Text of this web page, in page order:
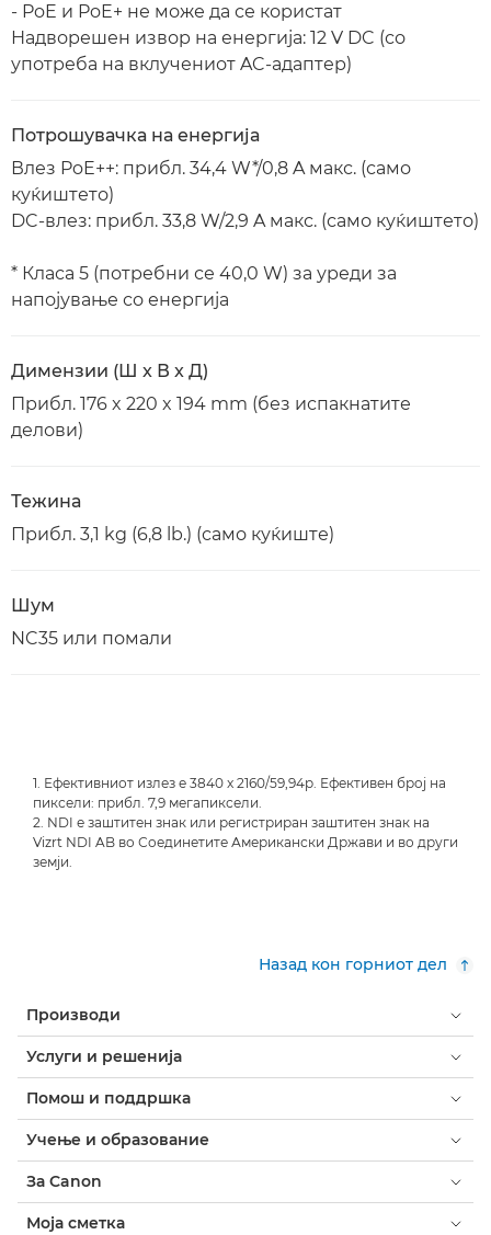
- PoE и PoE+ не може да се користат
Надворешен извор на енергија: 12 V DC (со
употреба на вклучениот AC-адаптер)
Потрошувачка на енергија
Влез PoE++: прибл. 34,4 W*/0,8 A макс. (само
куќиштето)
DC-влез: прибл. 33,8 W/2,9 A макс. (само куќиштето)
* Класа 5 (потребни се 40,0 W) за уреди за
напојување со енергија
Димензии (Ш x В x Д)
Прибл. 176 x 220 x 194 mm (без испакнатите
делови)
Тежина
Прибл. 3,1 kg (6,8 lb.) (само куќиште)
Шум
NC35 или помали
1. Ефективниот излез е 3840 x 2160/59,94p. Ефективен број на
пиксели: прибл. 7,9 мегапиксели.
2. NDI е заштитен знак или регистриран заштитен знак на
Vizrt NDI AB во Соединетите Американски Држави и во други
земји.
Назад кон горниот дел
Производи
Услуги и решенија
Помош и поддршка
Учење и образование
За Canon
Моја сметка